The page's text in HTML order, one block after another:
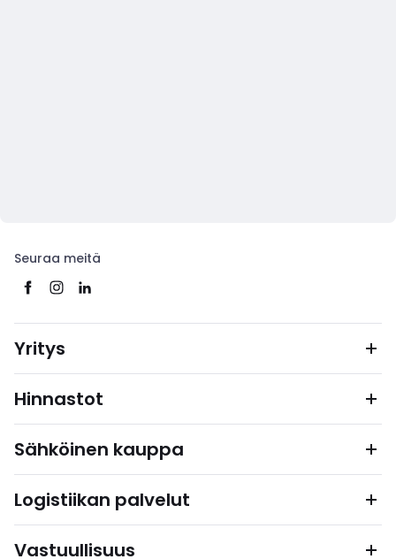
Seuraa meitä
Yritys
Hinnastot
Sähköinen kauppa
Logistiikan palvelut
Vastuullisuus